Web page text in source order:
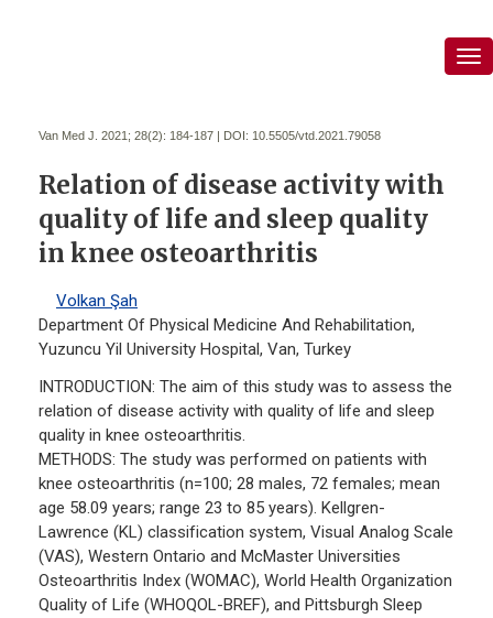
Van Med J. 2021; 28(2): 184-187 | DOI: 10.5505/vtd.2021.79058
Relation of disease activity with
quality of life and sleep quality
in knee osteoarthritis
Volkan Şah
Department Of Physical Medicine And Rehabilitation,
Yuzuncu Yil University Hospital, Van, Turkey
INTRODUCTION: The aim of this study was to assess the
relation of disease activity with quality of life and sleep
quality in knee osteoarthritis.
METHODS: The study was performed on patients with
knee osteoarthritis (n=100; 28 males, 72 females; mean
age 58.09 years; range 23 to 85 years). Kellgren-
Lawrence (KL) classification system, Visual Analog Scale
(VAS), Western Ontario and McMaster Universities
Osteoarthritis Index (WOMAC), World Health Organization
Quality of Life (WHOQOL-BREF), and Pittsburgh Sleep